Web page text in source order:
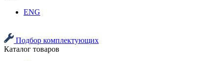
ENG
Подбор комплектующих
Каталог товаров